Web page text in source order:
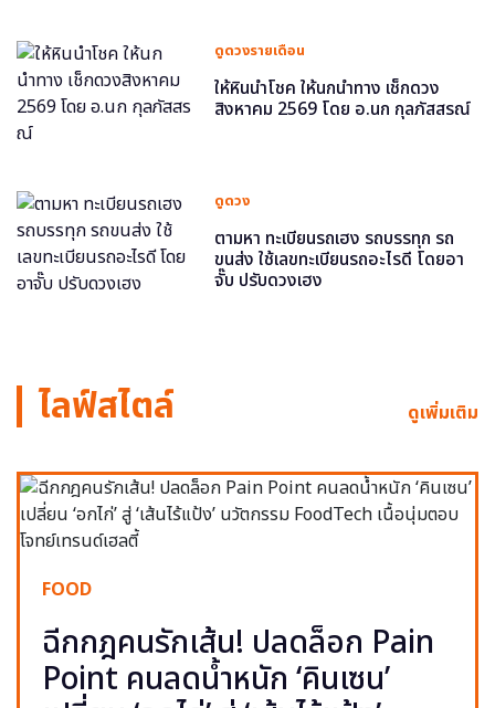
ดูดวงรายเดือน
ให้หินนำโชค ให้นกนำทาง เช็กดวง
สิงหาคม 2569 โดย อ.นก กุลภัสสรณ์
ดูดวง
ตามหา ทะเบียนรถเฮง รถบรรทุก รถ
ขนส่ง ใช้เลขทะเบียนรถอะไรดี โดยอา
จั๊บ ปรับดวงเฮง
ไลฟ์สไตล์ ดูเพิ่มเติม
FOOD
ฉีกกฎคนรักเส้น! ปลดล็อก Pain
Point คนลดน้ำหนัก ‘คินเซน’